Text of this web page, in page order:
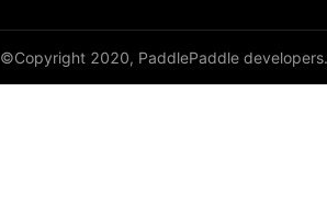
©Copyright 2020, PaddlePaddle developers.